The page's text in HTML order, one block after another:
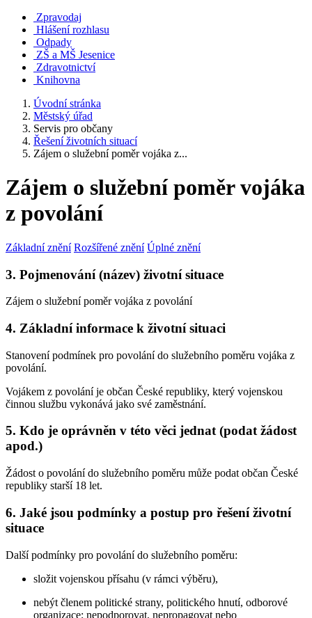
Zpravodaj
Hlášení rozhlasu
Odpady
ZŠ a MŠ Jesenice
Zdravotnictví
Knihovna
Úvodní stránka
Městský úřad
Servis pro občany
Řešení životních situací
Zájem o služební poměr vojáka z...
Zájem o služební poměr vojáka
z povolání
Základní znění Rozšířené znění Úplné znění
3. Pojmenování (název) životní situace
Zájem o služební poměr vojáka z povolání
4. Základní informace k životní situaci
Stanovení podmínek pro povolání do služebního poměru vojáka z
povolání.
Vojákem z povolání je občan České republiky, který vojenskou
činnou službu vykonává jako své zaměstnání.
5. Kdo je oprávněn v této věci jednat (podat žádost
apod.)
Žádost o povolání do služebního poměru může podat občan České
republiky starší 18 let.
6. Jaké jsou podmínky a postup pro řešení životní
situace
Další podmínky pro povolání do služebního poměru:
složit vojenskou přísahu (v rámci výběru),
nebýt členem politické strany, politického hnutí, odborové
organizace; nepodporovat, nepropagovat nebo